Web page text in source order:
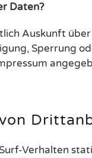
Daten?
Auskunft
Sperrung
Verhalten